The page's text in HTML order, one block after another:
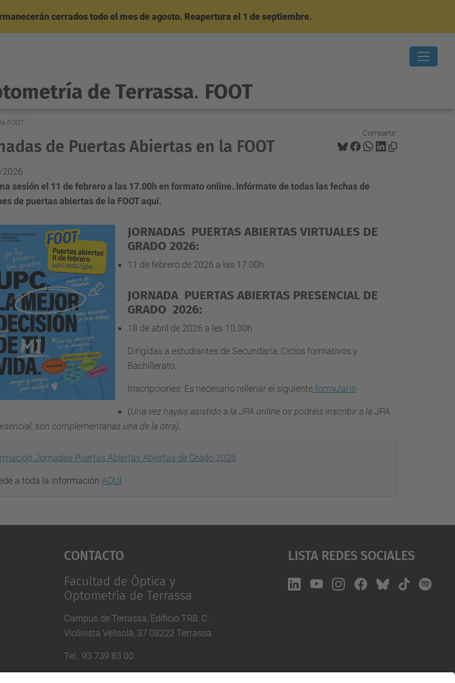
cerrados todo el mes de agosto. Reapertura el 1 de septiembre.
de Terrassa. FOOT
FOOT
Compartir:
de Puertas Abiertas en la FOOT
sesión el 11 de febrero a las 17.00h en formato online. Infórmate de todas las fechas de
de puertas abiertas de la FOOT aquí.
JORNADAS PUERTAS ABIERTAS VIRTUALES DE
GRADO 2026:
11 de febrero de 2026 a las 17.00h
JORNADA PUERTAS ABIERTAS PRESENCIAL DE
GRADO 2026:
18 de abril de 2026 a les 10.30h
Dirigidas a estudiantes de Secundaria, Ciclos formativos y
Bachillerato.
Inscripciones: Es necesario rellenar el siguienteformulario
(Una vez hayáis asistido a la JPA online os podréis inscribir a la JPA
son complementarias una de la otra).
Jornadas Puertas Abiertas Abiertas de Grado 2026
a toda la información AQUÍ
Contacto
Facultad de Óptica y
Optometría de Terrassa
Campus de Terrassa, Edificio TR8. C.
Violinista Vellsolà, 37 08222 Terrassa
Tel. : 93 739 83 00
Lista Redes Sociales